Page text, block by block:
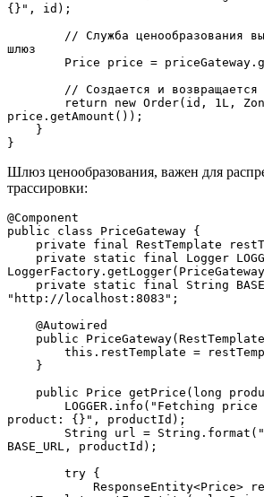
{}", id);
шлюз
Price price =
// Создается и
price.getAmount());
    }
}
Шлюз ценообразования, важен для
трассировки:
@Component
public class PriceGateway {
private final RestTemplate
"http://localhost:8083";
    @Autowired
public
this.restTemplate =
    }
public Price getPrice(long
product: {}", productId);
BASE_URL, productId);
        try {